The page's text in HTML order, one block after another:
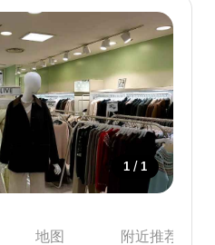
1 / 1
地图 附近推荐景点